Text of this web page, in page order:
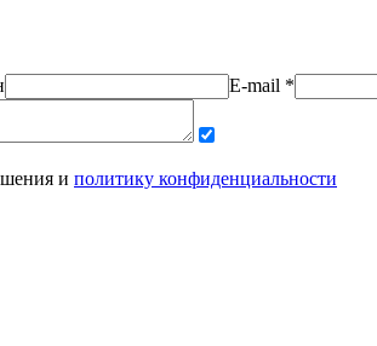
E-mail *
и политику конфиденциальности